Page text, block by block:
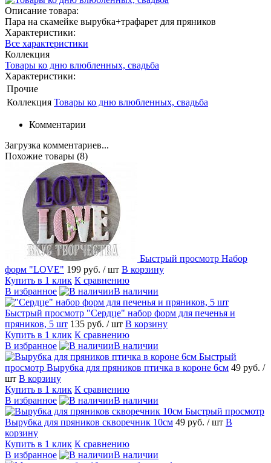
Описание товара:
Пара на скамейке вырубка+трафарет для пряников
Характеристики:
Все характеристики
Коллекция
Товары ко дню влюбленных, свадьба
Характеристики:
Прочие
Коллекция Товары ко дню влюбленных, свадьба
Комментарии
Загрузка комментариев...
Похожие товары (8)
Быстрый просмотр Набор
форм "LOVE" 199 руб. / шт В корзину
Купить в 1 клик К сравнению
В избранное
В наличии
Быстрый просмотр "Сердце" набор форм для печенья и
пряников, 5 шт 135 руб. / шт В корзину
Купить в 1 клик К сравнению
В избранное
В наличии
Быстрый
просмотр Вырубка для пряников птичка в короне 6см 49 руб. /
шт В корзину
Купить в 1 клик К сравнению
В избранное
В наличии
Быстрый просмотр
Вырубка для пряников скворечник 10см 49 руб. / шт В
корзину
Купить в 1 клик К сравнению
В избранное
В наличии